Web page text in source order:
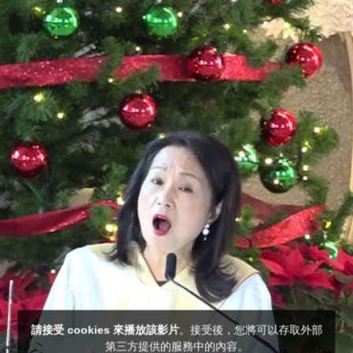
請接受 cookies 來播放該影片。接受後，您將可以存取外部
第三方提供的服務中的內容。